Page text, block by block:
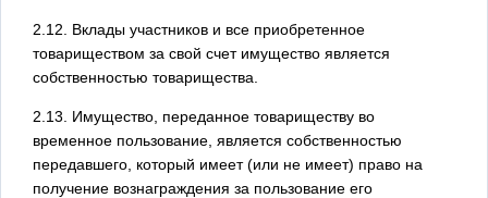
2.12. Вклады участников и все приобретенное
товариществом за свой счет имущество является
собственностью товарищества.
2.13. Имущество, переданное товариществу во
временное пользование, является собственностью
передавшего, который имеет (или не имеет) право на
получение вознаграждения за пользование его